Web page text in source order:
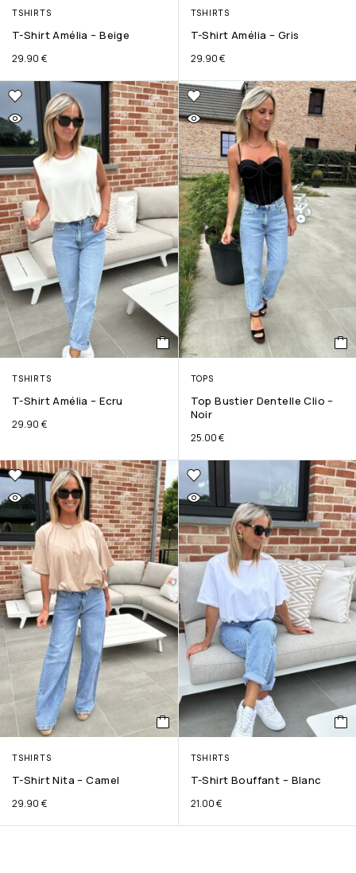
TSHIRTS
T-Shirt Amélia – Beige
29.90 €
TSHIRTS
T-Shirt Amélia – Gris
29.90€
TSHIRTS
T-Shirt Amélia – Ecru
29.90 €
TOPS
Top Bustier Dentelle Clio –
Noir
25.00€
TSHIRTS
T-Shirt Nita – Camel
29.90 €
TSHIRTS
T-Shirt Bouffant – Blanc
21.00€